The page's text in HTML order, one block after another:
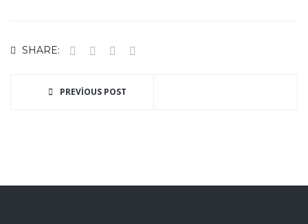
SHARE:
PREVIOUS POST